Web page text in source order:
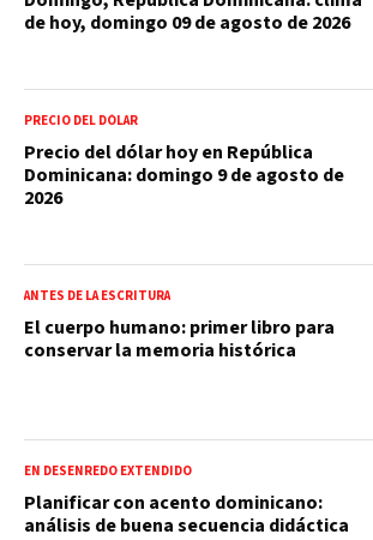
de hoy, domingo 09 de agosto de 2026
PRECIO DEL DÓLAR
Precio del dólar hoy en República
Dominicana: domingo 9 de agosto de
2026
ANTES DE LA ESCRITURA
El cuerpo humano: primer libro para
conservar la memoria histórica
EN DESENREDO EXTENDIDO
Planificar con acento dominicano:
análisis de buena secuencia didáctica